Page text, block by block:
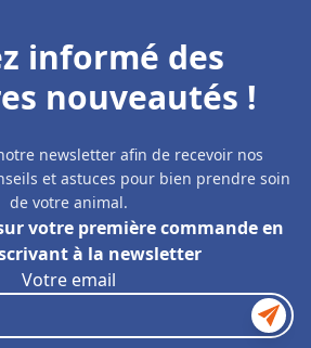
informé des
nouveautés !
newsletter afin de recevoir nos
et astuces pour bien prendre soin
de votre animal.
votre première commande en
à la newsletter
Votre email